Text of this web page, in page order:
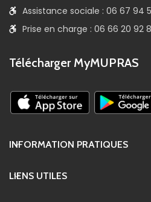
Assistance sociale : 06 67 94
Prise en charge : 06 66 20 92
Télécharger MyMUPRAS
INFORMATION PRATIQUES
LIENS UTILES